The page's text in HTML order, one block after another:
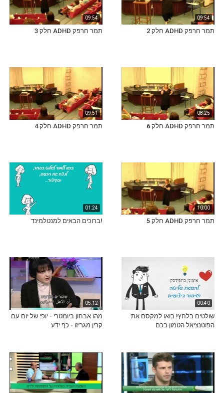
09:54
תמר חרפק ADHD חלק 2
09:54
תמר חרפק ADHD חלק 3
08:25
תמר חרפק ADHD חלק 6
09:51
תמר חרפק ADHD חלק 4
10:00
תמר חרפק ADHD חלק 5
01:24
!ברוכים הבאים למנטלמינד
00:40
שולטים בלחץ! בואו למקסם את
הפוטנציאל הטמון בכם
05:12
מהו אבחון ביומטרי - יופי של יום עם
קרין מגריזו - כף ידע